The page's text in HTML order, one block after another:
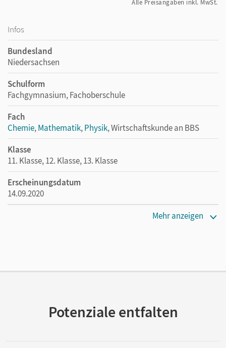
Alle Preisangaben inkl. MwSt.
Infos
Bundesland
Niedersachsen
Schulform
Fachgymnasium, Fachoberschule
Fach
Chemie,Mathematik,Physik, Wirtschaftskunde an BBS
Klasse
11. Klasse, 12. Klasse, 13. Klasse
Erscheinungsdatum
14.09.2020
Mehr anzeigen
Potenziale entfalten